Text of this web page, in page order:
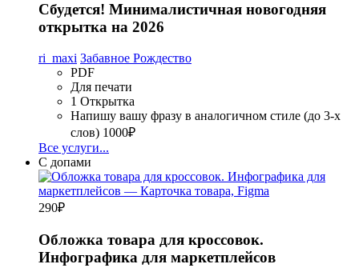
Сбудется! Минималистичная новогодняя
открытка на 2026
ri_maxi Забавное Рождество
PDF
Для печати
1 Открытка
Напишу вашу фразу в аналогичном стиле (до 3-х
слов) 1000₽
Все услуги...
С допами
290₽
Обложка товара для кроссовок.
Инфографика для маркетплейсов